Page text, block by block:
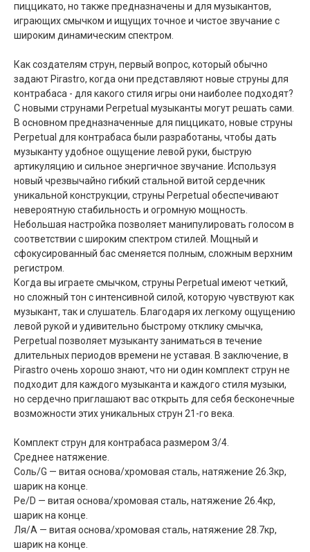
пиццикато, но также предназначены и для музыкантов,
играющих смычком и ищущих точное и чистое звучание с
широким динамическим спектром.
Как создателям струн, первый вопрос, который обычно
задают Pirastro, когда они представляют новые струны для
контрабаса - для какого стиля игры они наиболее подходят?
С новыми струнами Perpetual музыканты могут решать сами.
В основном предназначенные для пиццикато, новые струны
Perpetual для контрабаса были разработаны, чтобы дать
музыканту удобное ощущение левой руки, быструю
артикуляцию и сильное энергичное звучание. Используя
новый чрезвычайно гибкий стальной витой сердечник
уникальной конструкции, струны Perpetual обеспечивают
невероятную стабильность и огромную мощность.
Небольшая настройка позволяет манипулировать голосом в
соответствии с широким спектром стилей. Мощный и
сфокусированный бас сменяется полным, сложным верхним
регистром.
Когда вы играете смычком, струны Perpetual имеют четкий,
но сложный тон с интенсивной силой, которую чувствуют как
музыкант, так и слушатель. Благодаря их легкому ощущению
левой рукой и удивительно быстрому отклику смычка,
Perpetual позволяет музыканту заниматься в течение
длительных периодов времени не уставая. В заключение, в
Pirastro очень хорошо знают, что ни один комплект струн не
подходит для каждого музыканта и каждого стиля музыки,
но сердечно приглашают вас открыть для себя бесконечные
возможности этих уникальных струн 21-го века.
Комплект струн для контрабаса размером 3/4.
Среднее натяжение.
Соль/G — витая основа/хромовая сталь, натяжение 26.3кр,
шарик на конце.
Ре/D — витая основа/хромовая сталь, натяжение 26.4кр,
шарик на конце.
Ля/А — витая основа/хромовая сталь, натяжение 28.7кр,
шарик на конце.